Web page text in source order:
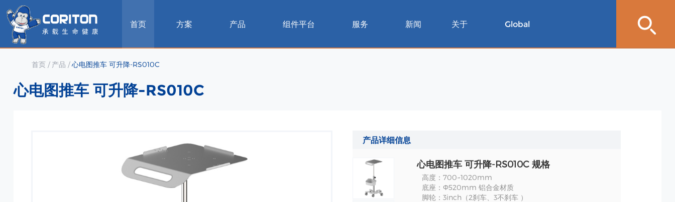
首页 方案 产品 组件平台 服务 新闻 关于 Global
首页/ 产品 /心电图推车 可升降-RS010C
心电图推车 可升降-RS010C
产品详细信息
心电图推车 可升降-RS010C 规格
高度：700~1020mm
底座：Ф520mm 铝合金材质
脚轮：3inch（2刹车、3不刹车 ）